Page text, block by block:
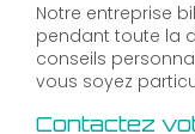
Notre entreprise
pendant toute la
conseils
vous soyez
Contactez